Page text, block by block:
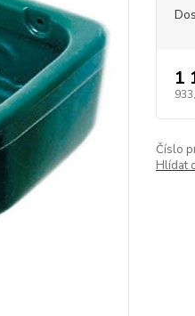
1
Číslo
Hlídat